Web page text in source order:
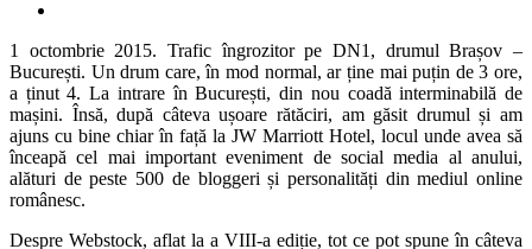
1 octombrie 2015. Trafic îngrozitor pe DN1, drumul Brașov –
București. Un drum care, în mod normal, ar ține mai puțin de 3 ore,
a ținut 4. La intrare în București, din nou coadă interminabilă de
mașini. Însă, după câteva ușoare rătăciri, am găsit drumul și am
ajuns cu bine chiar în față la JW Marriott Hotel, locul unde avea să
înceapă cel mai important eveniment de social media al anului,
alături de peste 500 de bloggeri și personalități din mediul online
românesc.
Despre Webstock, aflat la a VIII-a ediție, tot ce pot spune în câteva